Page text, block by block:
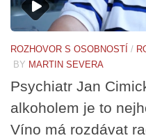
ROZHOVOR S OSOBNOSTÍ /
BY MARTIN SEVERA
Psychiatr Jan
alkoholem je to
Víno má rozdávat